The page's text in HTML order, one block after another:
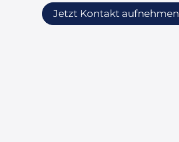
Jetzt Kontakt aufnehmen